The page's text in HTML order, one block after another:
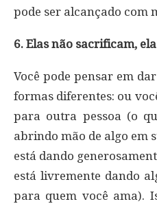
pode ser alcançado com
6. Elas não sacrificam,
Você pode pensar em
formas diferentes: ou
para outra pessoa (o
abrindo mão de algo em
está dando
está livremente dando
para quem você ama).